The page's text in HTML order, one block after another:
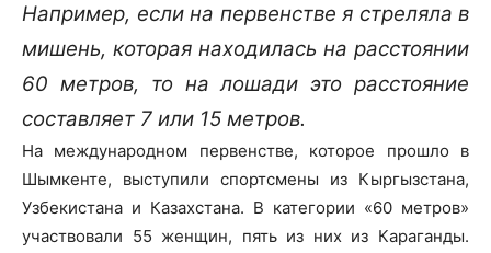
Например, если на первенстве я стреляла в
мишень, которая находилась на расстоянии
60 метров, то на лошади это расстояние
составляет 7 или 15 метров.
На международном первенстве, которое прошло в
Шымкенте, выступили спортсмены из Кыргызстана,
Узбекистана и Казахстана. В категории «60 метров»
участвовали 55 женщин, пять из них из Караганды.